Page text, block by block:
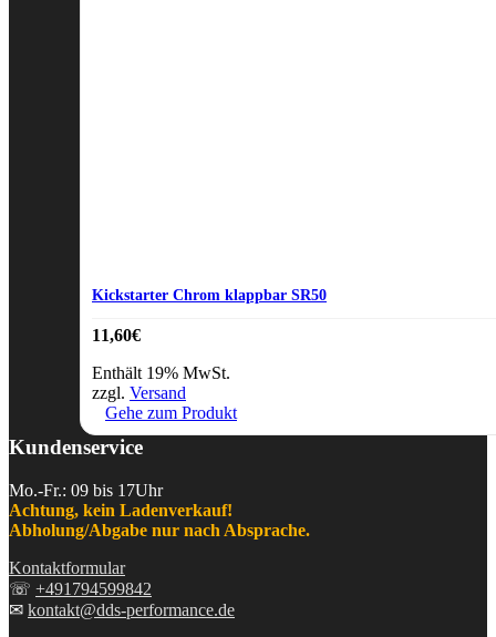
Kickstarter Chrom klappbar SR50
11,60€
Enthält 19% MwSt.
zzgl. Versand
Gehe zum Produkt
Kundenservice
Mo.-Fr.: 09 bis 17Uhr
Achtung, kein Ladenverkauf!
Abholung/Abgabe nur nach Absprache.
Kontaktformular
☏ +491794599842
✉ kontakt@dds-performance.de